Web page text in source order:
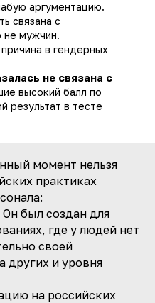
аргументацию.
связана с
не мужчин.
в гендерных
не связана с
высокий балл по
результат в тесте
момент нельзя
практиках
Он был создан для
где у людей нет
своей
других и уровня
на российских